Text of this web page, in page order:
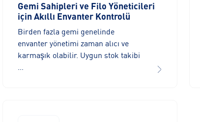
Gemi Sahipleri ve Filo Yöneticileri
için Akıllı Envanter Kontrolü
Birden fazla gemi genelinde
envanter yönetimi zaman alıcı ve
karmaşık olabilir. Uygun stok takibi
…